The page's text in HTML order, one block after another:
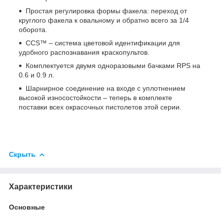
Простая регулировка формы факела: переход от
круглого факела к овальному и обратно всего за 1/4
оборота.
CCS™ – система цветовой идентификации для
удобного распознавания краскопультов.
Комплектуется двумя одноразовыми бачками RPS на
0.6 и 0.9 л.
Шарнирное соединение на входе с уплотнением
высокой износостойкости – теперь в комплекте
поставки всех окрасочных пистолетов этой серии.
Скрыть
Характеристики
Основные